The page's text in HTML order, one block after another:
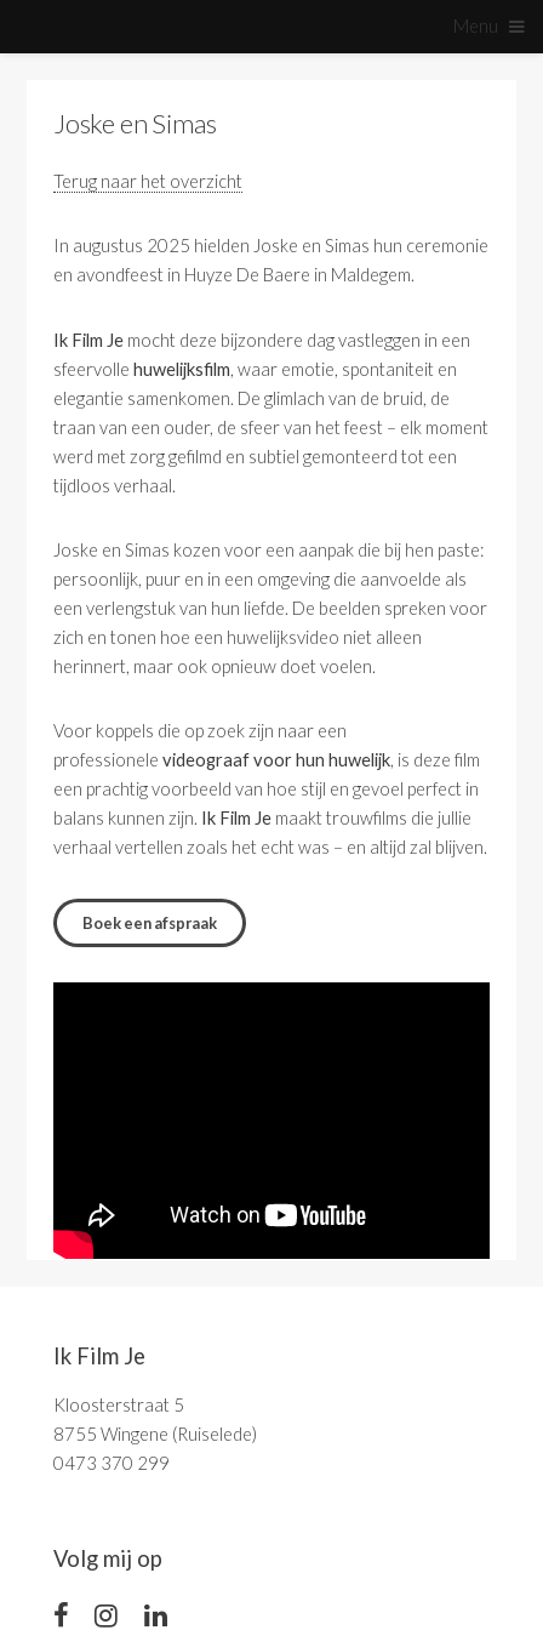
Menu
Joske en Simas
Terug naar het overzicht
In augustus 2025 hielden Joske en Simas hun ceremonie
en avondfeest in Huyze De Baere in Maldegem.
Ik Film Je mocht deze bijzondere dag vastleggen in een
sfeervolle huwelijksfilm, waar emotie, spontaniteit en
elegantie samenkomen. De glimlach van de bruid, de
traan van een ouder, de sfeer van het feest – elk moment
werd met zorg gefilmd en subtiel gemonteerd tot een
tijdloos verhaal.
Joske en Simas kozen voor een aanpak die bij hen paste:
persoonlijk, puur en in een omgeving die aanvoelde als
een verlengstuk van hun liefde. De beelden spreken voor
zich en tonen hoe een huwelijksvideo niet alleen
herinnert, maar ook opnieuw doet voelen.
Voor koppels die op zoek zijn naar een
professionele videograaf voor hun huwelijk, is deze film
een prachtig voorbeeld van hoe stijl en gevoel perfect in
balans kunnen zijn. Ik Film Je maakt trouwfilms die jullie
verhaal vertellen zoals het echt was – en altijd zal blijven.
Boek een afspraak
Ik Film Je
Kloosterstraat 5
8755 Wingene (Ruiselede)
0473 370 299
Volg mij op